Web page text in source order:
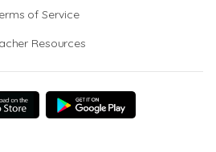
of Service
Resources